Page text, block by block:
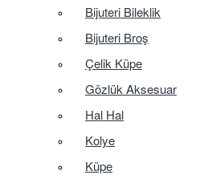
Bijuteri Bileklik
Bijuteri Broş
Çelik Küpe
Gözlük Aksesuar
Hal Hal
Kolye
Küpe